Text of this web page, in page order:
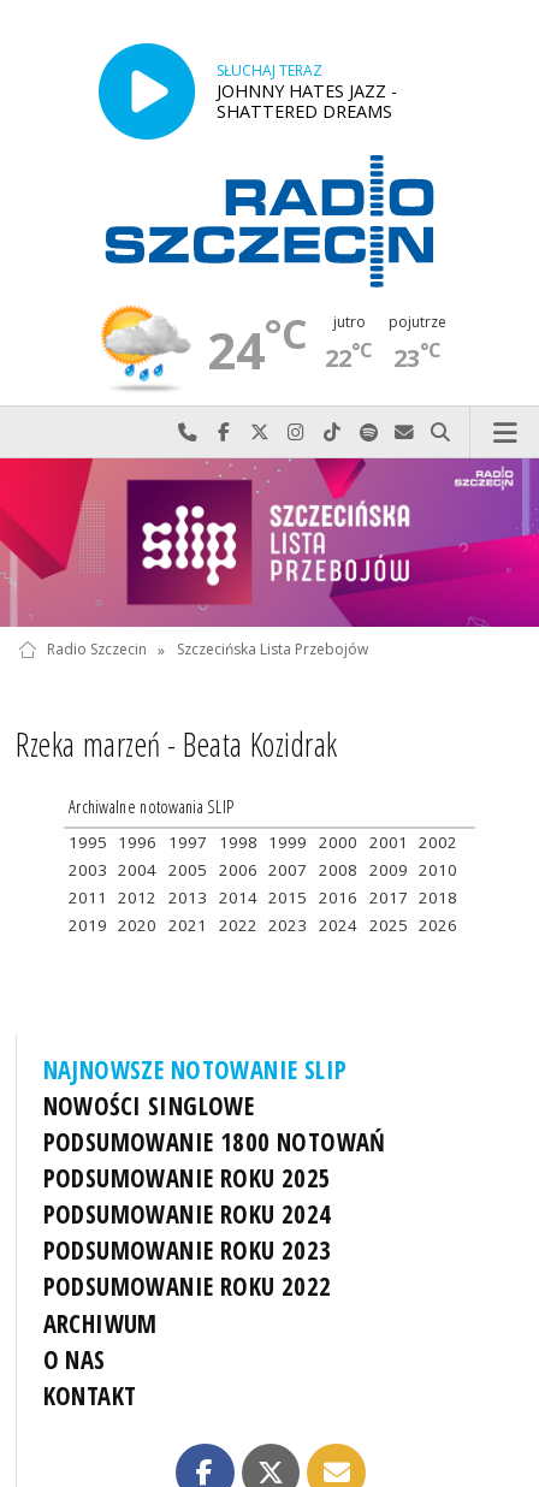
SŁUCHAJ TERAZ
JOHNNY HATES JAZZ -
SHATTERED DREAMS
24°C jutro
22°C
pojutrze
23°C
Najlepiej po prostu do nas zadzwoń
Odwiedź nas na Facebook-u
Odwiedź nas na X
Odwiedź nas na Instagram-ie
Odwiedź nas na TikTok-u
Szukaj nas na Spotify
Wyślij do nas
Szukaj
Radio Szczecin » Szczecińska Lista Przebojów
Rzeka marzeń - Beata Kozidrak
Archiwalne notowania SLIP
1995 1996 1997 1998 1999 2000 2001
2002
2003 2004 2005 2006 2007 2008 2009 2010
2011
2012 2013 2014 2015 2016 2017 2018
2019 2020 2021 2022 2023 2024 2025 2026
NAJNOWSZE NOTOWANIE SLIP
NOWOŚCI SINGLOWE
PODSUMOWANIE 1800 NOTOWAŃ
PODSUMOWANIE ROKU 2025
PODSUMOWANIE ROKU 2024
PODSUMOWANIE ROKU 2023
PODSUMOWANIE ROKU 2022
ARCHIWUM
O NAS
KONTAKT